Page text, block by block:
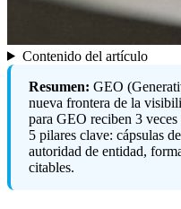
Contenido del artículo
Resumen: GEO
nueva frontera de la
para GEO reciben 3
5 pilares clave: cápsulas
autoridad de entidad,
citables.